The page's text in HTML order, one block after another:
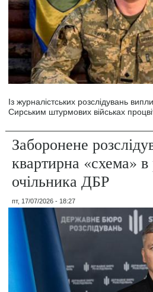
Із журналістських розслідувань
Сирським штурмових військах
Заборонене
квартирна «схема» в
очільника ДБР
пт, 17/07/2026 - 18:27